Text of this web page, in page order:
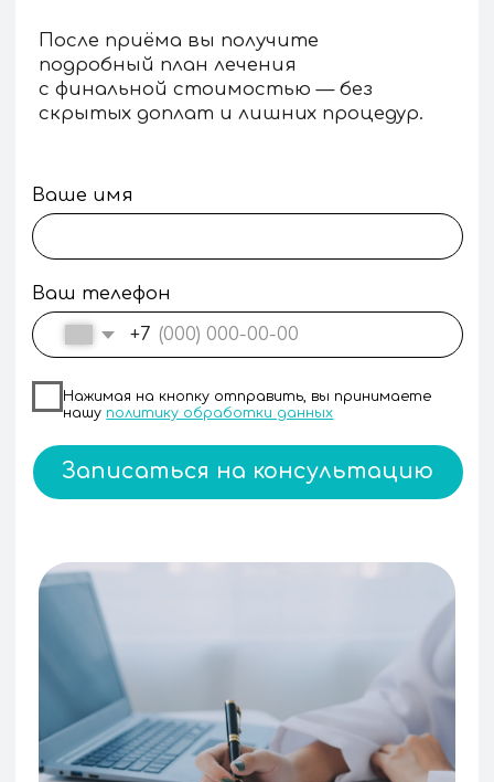
Закрепляем гарантии
в договоре
Безболезненное
лечение на 100%
Фиксированные цены
на лечение
Стоимость наших услуг
Все прописываем в Договоре.
Юридическая защита даст вам
дополнительную уверенность.
препараты давно превратили
лечение в спокойный отдых.